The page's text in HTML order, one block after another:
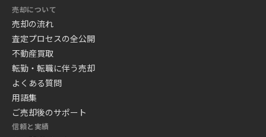
売却について
売却の流れ
査定プロセスの全公開
不動産買取
転勤・転職に伴う売却
よくある質問
用語集
ご売却後のサポート
信頼と実績